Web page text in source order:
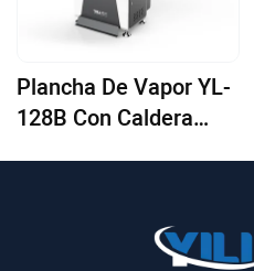
Plancha De Vapor YL-
128B Con Caldera